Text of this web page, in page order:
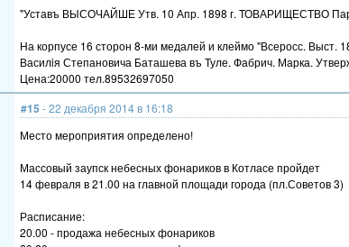
"Уставъ ВЫСОЧАЙШЕ Утв. 10 Апр. 1898 г. ТОВАРИЩЕСТВО
На корпусе 16 сторон 8-ми медалей и клеймо "Всеросс.
Василiя Степановича Баташева въ Туле. Фабрич. Марка.
Цена:20000 тел.89532697050
#15 - 22 декабря 2014 в 16:18
Место мероприятия определено!
Массовый заупск небесных фонариков в Котласе пройдет
14 февраля в 21.00 на главной площади города (пл.Советов 3)
Расписание:
20.00 - продажа небесных фонариков